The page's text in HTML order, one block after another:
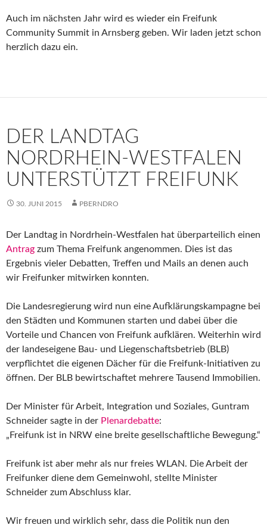
Auch im nächsten Jahr wird es wieder ein Freifunk
Community Summit in Arnsberg geben. Wir laden jetzt schon
herzlich dazu ein.
DER LANDTAG
NORDRHEIN-WESTFALEN
UNTERSTÜTZT FREIFUNK
30. JUNI 2015 PBERNDRO
Der Landtag in Nordrhein-Westfalen hat überparteilich einen
Antrag zum Thema Freifunk angenommen. Dies ist das
Ergebnis vieler Debatten, Treffen und Mails an denen auch
wir Freifunker mitwirken konnten.
Die Landesregierung wird nun eine Aufklärungskampagne bei
den Städten und Kommunen starten und dabei über die
Vorteile und Chancen von Freifunk aufklären. Weiterhin wird
der landeseigene Bau- und Liegenschaftsbetrieb (BLB)
verpflichtet die eigenen Dächer für die Freifunk-Initiativen zu
öffnen. Der BLB bewirtschaftet mehrere Tausend Immobilien.
Der Minister für Arbeit, Integration und Soziales, Guntram
Schneider sagte in der Plenardebatte:
„Freifunk ist in NRW eine breite gesellschaftliche Bewegung.“
Freifunk ist aber mehr als nur freies WLAN. Die Arbeit der
Freifunker diene dem Gemeinwohl, stellte Minister
Schneider zum Abschluss klar.
Wir freuen und wirklich sehr, dass die Politik nun den